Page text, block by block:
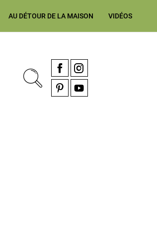
AU DÉTOUR DE LA MAISON VIDÉOS
Alsace, Franche-Comté
FacebookInstagram